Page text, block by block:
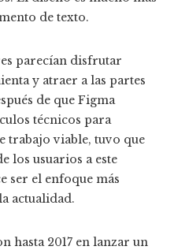
de texto.
parecían disfrutar
y atraer a las partes
de que Figma
técnicos para
trabajo viable, tuvo que
los usuarios a este
ser el enfoque más
actualidad.
hasta 2017 en lanzar un